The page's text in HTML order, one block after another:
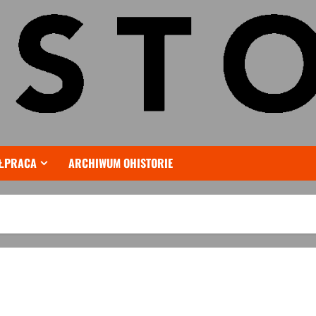
ARCHIWUM OHISTORIE